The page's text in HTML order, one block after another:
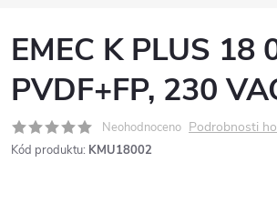
EMEC K PLUS 18
PVDF+FP, 230
Neohodnoceno Podrobnosti
Kód produktu: KMU18002